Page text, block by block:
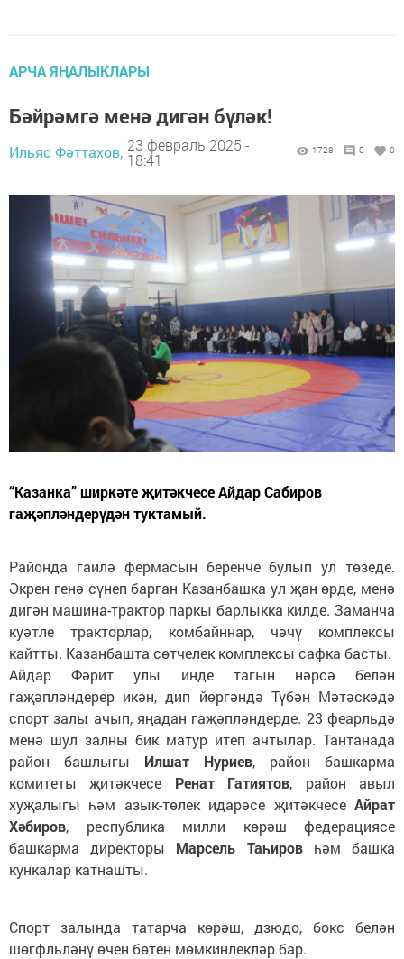
АРЧА ЯҢАЛЫКЛАРЫ
Бәйрәмгә менә дигән бүләк!
Ильяс Фәттахов, 23 февраль 2025 -
18:41
1728 0 0
“Казанка” ширкәте җитәкчесе Айдар Сабиров
гаҗәпләндерүдән туктамый.
Районда гаилә фермасын беренче булып ул төзеде.
Әкрен генә сүнеп барган Казанбашка ул җан өрде, менә
дигән машина-трактор паркы барлыкка килде. Заманча
куәтле тракторлар, комбайннар, чәчү комплексы
кайтты. Казанбашта сөтчелек комплексы сафка басты.
Айдар Фәрит улы инде тагын нәрсә белән
гаҗәпләндерер икән, дип йөргәндә Түбән Мәтәскәдә
спорт залы ачып, яңадан гаҗәпләндерде. 23 феарльдә
менә шул залны бик матур итеп ачтылар. Тантанада
район башлыгы Илшат Нуриев, район башкарма
комитеты җитәкчесе Ренат Гатиятов, район авыл
хуҗалыгы һәм азык-төлек идарәсе җитәкчесе Айрат
Хәбиров, республика милли көрәш федерациясе
башкарма директоры Марсель Таһировһәм башка
кункалар катнашты.
Спорт залында татарча көрәш, дзюдо, бокс белән
шөгфльләнү өчен бөтен мөмкинлекләр бар.